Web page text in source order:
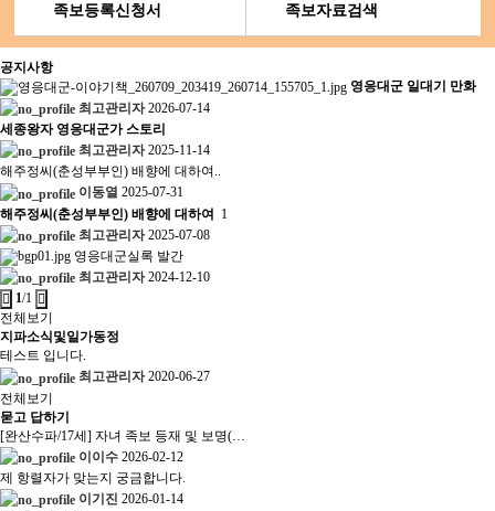
족보등록신청서 족보자료검색
공지사항
영응대군 일대기 만화
최고관리자 2026-07-14
세종왕자 영응대군가 스토리
최고관리자 2025-11-14
해주정씨(춘성부부인) 배향에 대하여..
이동열 2025-07-31
해주정씨(춘성부부인) 배향에 대하여 1
최고관리자 2025-07-08
영응대군실록 발간
최고관리자 2024-12-10
1/1
전체보기
지파소식및일가동정
테스트 입니다.
최고관리자 2020-06-27
전체보기
묻고 답하기
[완산수파/17세] 자녀 족보 등재 및 보명(…
이이수 2026-02-12
제 항렬자가 맞는지 궁금합니다.
이기진 2026-01-14